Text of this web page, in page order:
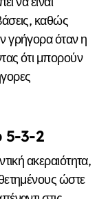
καθώς
γρήγορα όταν η
ότι μπορούν
5-3-2
ακεραιότητα,
ώστε